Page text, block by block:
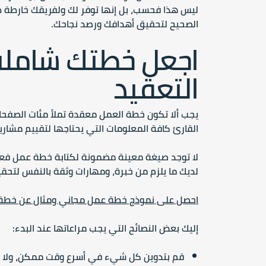
ليس هذا فحسب، بل إنها توفر لك ولفريقك خارطة
الصحيح لتحقيق أهدافك ورصد نجاحك.
اجعل خطتك
التعقيد
يجب ألا تكون خطة العمل معقدة تملأ مئات
القارئ كافة المعلومات التي يحتاجها لتقييم
لا توجد صيغة معينة مضمونة لكتابة خطة عمل
لديك ما يلزم من خبرة، ومهارات وثقة بالنفس
احصل على نموذج خطة عمل مجاني ومثال عن
إليك بعض النصائح التي يجب مراعاتها عند البدء:
قم بتدوين كل شيء في أسرع وقت ممكن، ولا